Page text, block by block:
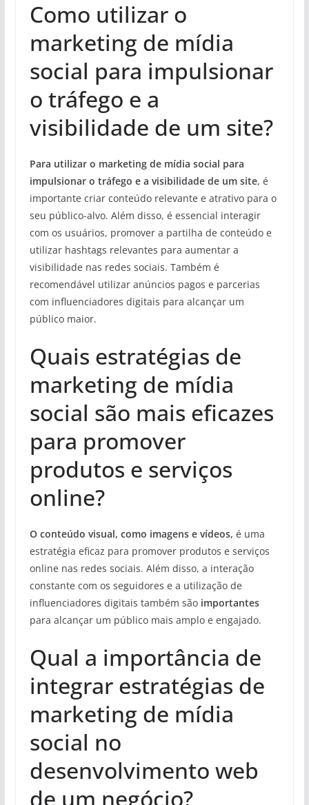
Como utilizar o
marketing de mídia
social para impulsionar
o tráfego e a
visibilidade de um site?
Para utilizar o marketing de mídia social para
impulsionar o tráfego e a visibilidade de um site, é
importante criar conteúdo relevante e atrativo para o
seu público-alvo. Além disso, é essencial interagir
com os usuários, promover a partilha de conteúdo e
utilizar hashtags relevantes para aumentar a
visibilidade nas redes sociais. Também é
recomendável utilizar anúncios pagos e parcerias
com influenciadores digitais para alcançar um
público maior.
Quais estratégias de
marketing de mídia
social são mais eficazes
para promover
produtos e serviços
online?
O conteúdo visual, como imagens e vídeos, é uma
estratégia eficaz para promover produtos e serviços
online nas redes sociais. Além disso, a interação
constante com os seguidores e a utilização de
influenciadores digitais também são importantes
para alcançar um público mais amplo e engajado.
Qual a importância de
integrar estratégias de
marketing de mídia
social no
desenvolvimento web
de um negócio?